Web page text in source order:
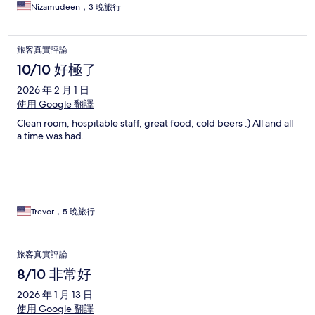
Nizamudeen，3 晚旅行
旅客真實評論
10/10 好極了
2026 年 2 月 1 日
使用 Google 翻譯
Clean room, hospitable staff, great food, cold beers :) All and all
a time was had.
Trevor，5 晚旅行
旅客真實評論
8/10 非常好
2026 年 1 月 13 日
使用 Google 翻譯